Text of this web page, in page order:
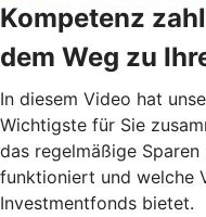
Kompetenz
dem Weg zu
In diesem Video hat
Wichtigste für Sie
das regelmäßige
funktioniert und welche
Investmentfonds bietet.